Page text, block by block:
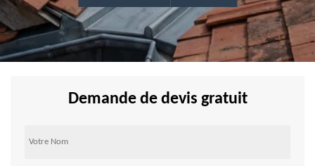
Demande de devis gratuit